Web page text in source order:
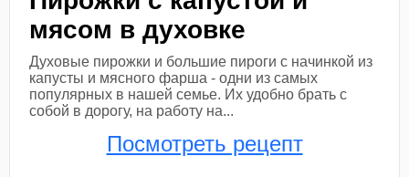
мясом в духовке
Духовые пирожки и большие пироги с начинкой из
капусты и мясного фарша - одни из самых
популярных в нашей семье. Их удобно брать с
собой в дорогу, на работу на...
Посмотреть рецепт